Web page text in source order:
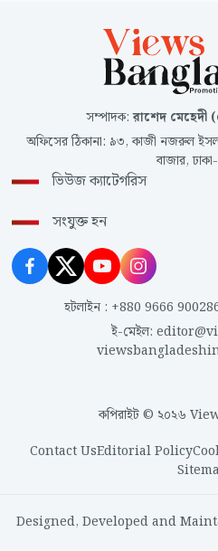
সম্পাদক:রাশেদ মেহেদী
অফিসের ঠিকানা: ৯৩, কাজী নজরুল
বাজার,
ভিউজ ক্যাটেগরিস
সংযুক্ত হন
হটলাইন : +880 9666
ই-মেইল:
কপিরাইট © ২০২৬
Contact UsEditorial Policy
Designed, Developed and